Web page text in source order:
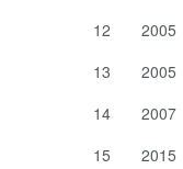
12
2005
13
2005
14
2007
15
2015